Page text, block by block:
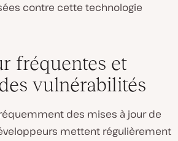
contre cette technologie
fréquentes et
vulnérabilités
des mises à jour de
mettent régulièrement